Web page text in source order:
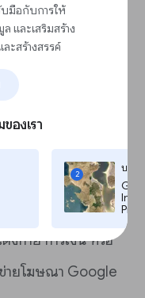
บมือกับการให้
และเสริมสร้าง
ะสร้างสรรค์
องเรา
2
บทเ
Pro,
เกณฑ์ด้าน
บรนด์ของคุณปรากฏ
งกาย การเงิน หรือ
ายโฆษณา Google